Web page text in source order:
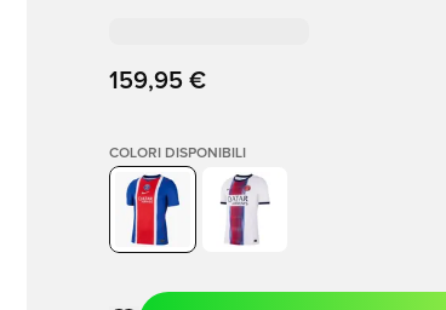
159,95 €
COLORI DISPONIBILI